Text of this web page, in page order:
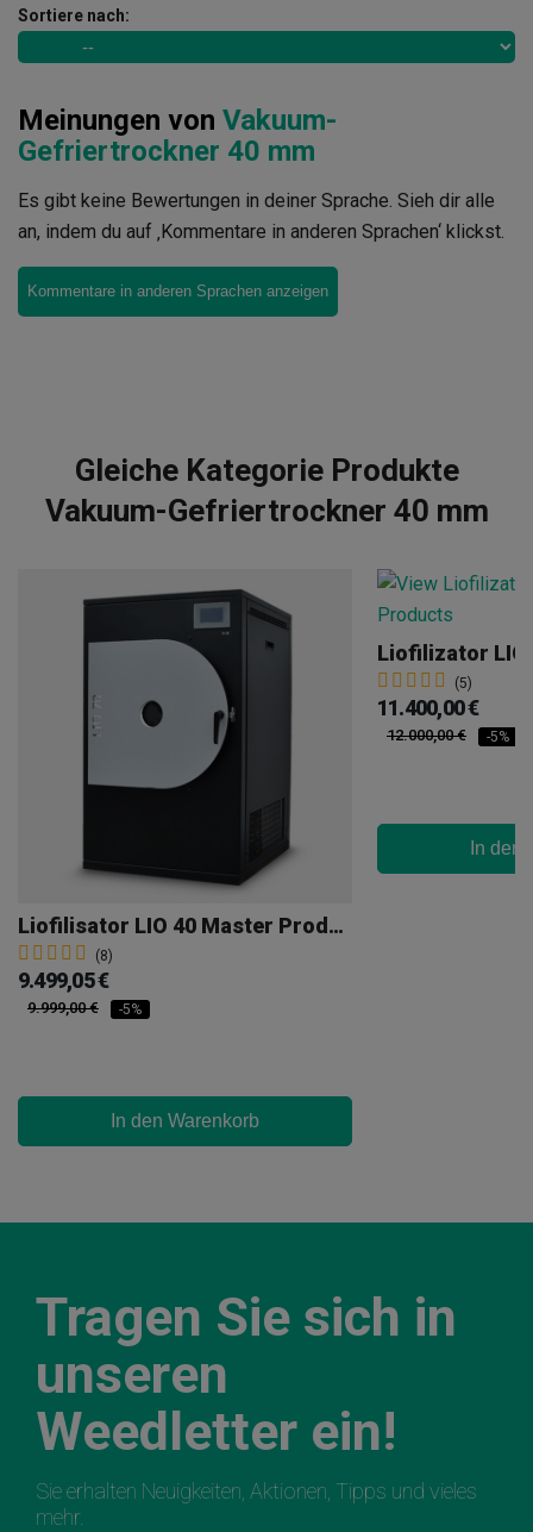
Sortiere nach:
Meinungen von Vakuum-
Gefriertrockner 40 mm
Es gibt keine Bewertungen in deiner Sprache. Sieh dir alle
an, indem du auf ‚Kommentare in anderen Sprachen‘ klickst.
Kommentare in anderen Sprachen anzeigen
Gleiche Kategorie Produkte
Vakuum-Gefriertrockner 40 mm
Liofilisator LIO 40 Master Products
(8)
9.499,05 €
9.999,00 € -5%
In den Warenkorb
(5)
11.400,00 €
12.000,00 € -5%
In den
Tragen Sie sich in
unseren
Weedletter ein!
Sie erhalten Neuigkeiten, Aktionen, Tipps und vieles
mehr.